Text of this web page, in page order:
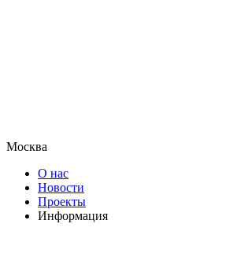
Москва
О нас
Новости
Проекты
Информация